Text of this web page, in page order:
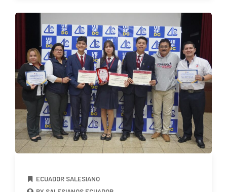
ECUADOR SALESIANO